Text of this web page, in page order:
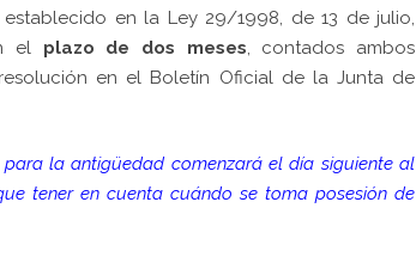
establecido en la Ley 29/1998, de 13 de julio,
el
plazo de dos meses , contados ambos
en el Boletín Oficial de la Junta de
la antigüedad comenzará el día siguiente al
tener en cuenta cuándo se toma posesión de